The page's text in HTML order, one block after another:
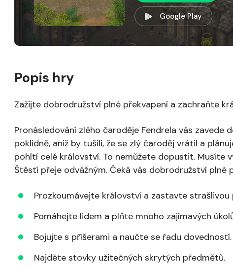
Google Play
Popis hry
Zažijte dobrodružství plné překvapení a zachraňte
Pronásledování zlého čaroděje Fendrela vás zavede
poklidně, aniž by tušili, že se zlý čaroděj vrátil a
pohltí celé království. To nemůžete dopustit. Musíte
Štěstí přeje odvážným. Čeká vás dobrodružství plné
Prozkoumávejte království a zastavte
Pomáhejte lidem a plňte mnoho zajímavých
Bojujte s příšerami a naučte se řadu dovedností.
Najděte stovky užitečných skrytých předmětů.